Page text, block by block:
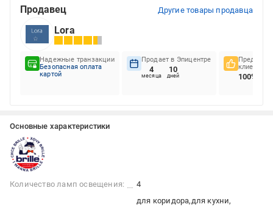
Продавец Другие товары продавца
Lora
Надежные транзакции
Безопасная оплата
картой
Продает в Эпицентре
4
месяца
10
дней
клиентов
100%
Основные характеристики
Количество ламп освещения: 4
для коридора для кухни